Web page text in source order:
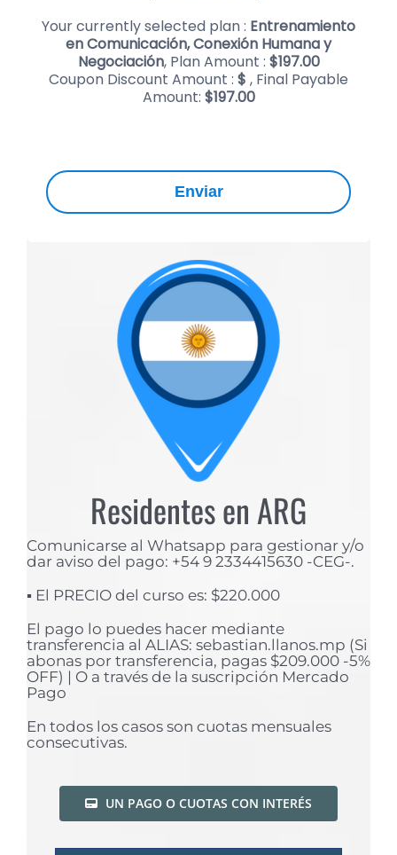
Your currently selected plan : Entrenamiento
en Comunicación, Conexión Humana y
Negociación, Plan Amount : $197.00
Coupon Discount Amount : $ , Final Payable
Amount: $197.00
Enviar
Residentes en ARG
Comunicarse al Whatsapp para gestionar y/o
dar aviso del pago: +54 9 2334415630 -CEG-.
▪️ El PRECIO del curso es: $220.000
El pago lo puedes hacer mediante
transferencia al ALIAS: sebastian.llanos.mp (Si
abonas por transferencia, pagas $209.000 -5%
OFF) | O a través de la suscripción Mercado
Pago
En todos los casos son cuotas mensuales
consecutivas.
UN PAGO O CUOTAS CON INTERÉS